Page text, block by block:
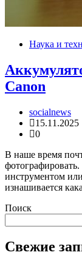
Наука и
Canon
socialnews
15.11.2025
0
В наше время
инструментом
изнашивается
Поиск
Свежие